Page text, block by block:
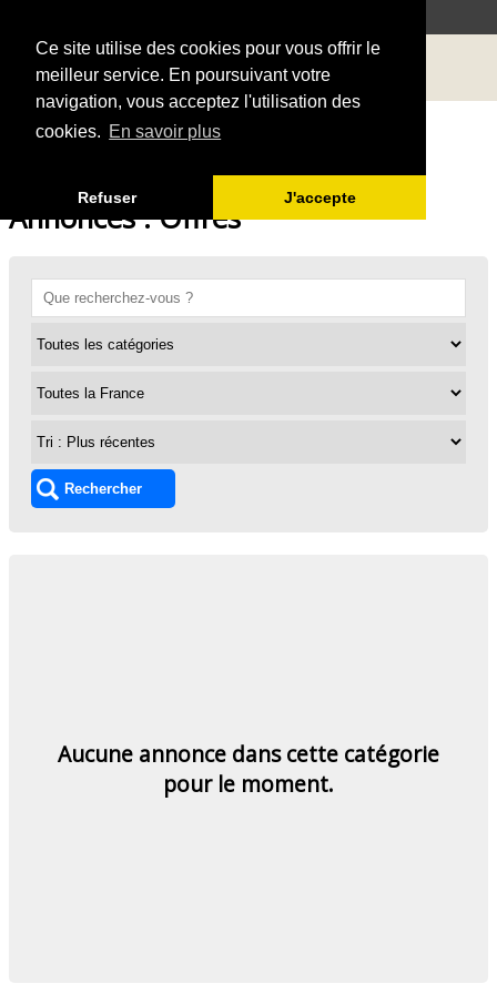
Ce site utilise des cookies pour vous offrir le
meilleur service. En poursuivant votre
navigation, vous acceptez l'utilisation des
cookies. En savoir plus
Refuser J'accepte
Annonces : Offres
Aucune annonce dans cette catégorie
pour le moment.